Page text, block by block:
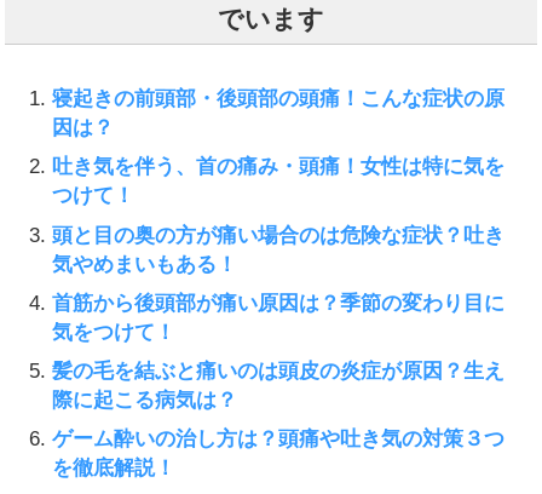
でいます
寝起きの前頭部・後頭部の頭痛！こんな症状の原
因は？
吐き気を伴う、首の痛み・頭痛！女性は特に気を
つけて！
頭と目の奥の方が痛い場合のは危険な症状？吐き
気やめまいもある！
首筋から後頭部が痛い原因は？季節の変わり目に
気をつけて！
髪の毛を結ぶと痛いのは頭皮の炎症が原因？生え
際に起こる病気は？
ゲーム酔いの治し方は？頭痛や吐き気の対策３つ
を徹底解説！